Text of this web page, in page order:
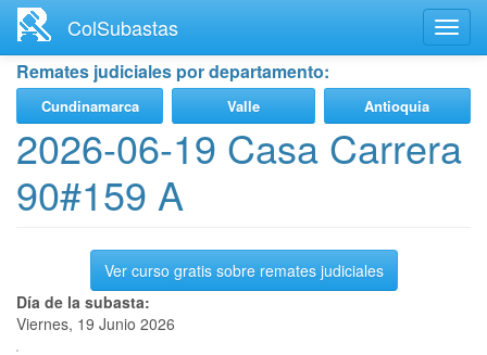
contenido
principal
ColSubastas
Remates judiciales por departamento:
Cundinamarca Valle Antioquia
2026-06-19 Casa Carrera
90#159 A
Ver curso gratis sobre remates judiciales
Día de la subasta:
Viernes, 19 Junio 2026